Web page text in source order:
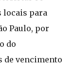
locais para
Paulo, por
do
de vencimento